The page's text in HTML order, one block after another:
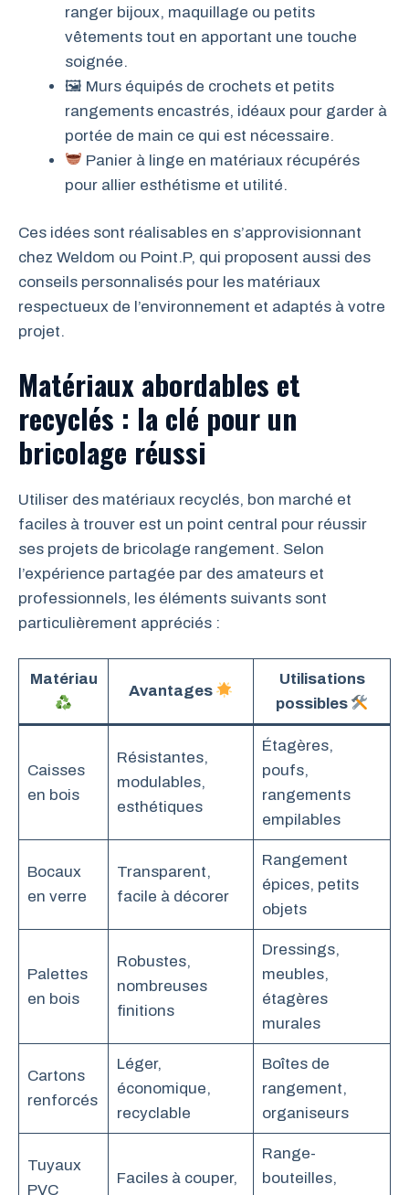
ranger bijoux, maquillage ou petits
vêtements tout en apportant une touche
soignée.
🖼 Murs équipés de crochets et petits
rangements encastrés, idéaux pour garder à
portée de main ce qui est nécessaire.
Panier à linge en matériaux récupérés
pour allier esthétisme et utilité.
Ces idées sont réalisables en s’approvisionnant
chez Weldom ou Point.P, qui proposent aussi des
conseils personnalisés pour les matériaux
respectueux de l’environnement et adaptés à votre
projet.
Matériaux abordables et
recyclés : la clé pour un
bricolage réussi
Utiliser des matériaux recyclés, bon marché et
faciles à trouver est un point central pour réussir
ses projets de bricolage rangement. Selon
l’expérience partagée par des amateurs et
professionnels, les éléments suivants sont
particulièrement appréciés :
Matériau
Avantages
Utilisations
possibles
Caisses
en bois
Résistantes,
modulables,
esthétiques
Étagères,
poufs,
rangements
empilables
Bocaux
en verre
Transparent,
facile à décorer
Rangement
épices, petits
objets
Palettes
en bois
Robustes,
nombreuses
finitions
Dressings,
meubles,
étagères
murales
Cartons
renforcés
Léger,
économique,
recyclable
Boîtes de
rangement,
organiseurs
Tuyaux
PVC
Faciles à couper,
Range-
bouteilles,